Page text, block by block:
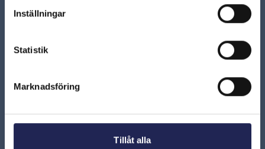
Inställningar
Statistik
Marknadsföring
Tillåt alla
vilket anbud konsumenten har accepterat genom sin
ARN 2019-14785 – Tillräcklig betänketid enligt
ARN 2024-04782 - Operatören måste kunna bevisa
att avtalet accepterades efter samtalet